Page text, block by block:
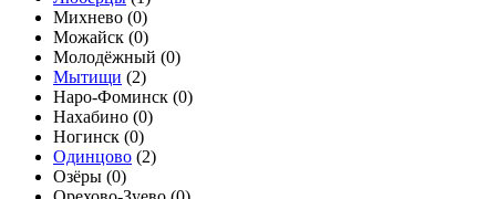
Михнево (0)
Можайск (0)
Молодёжный (0)
Мытищи (2)
Наро-Фоминск (0)
Нахабино (0)
Ногинск (0)
Одинцово (2)
Озёры (0)